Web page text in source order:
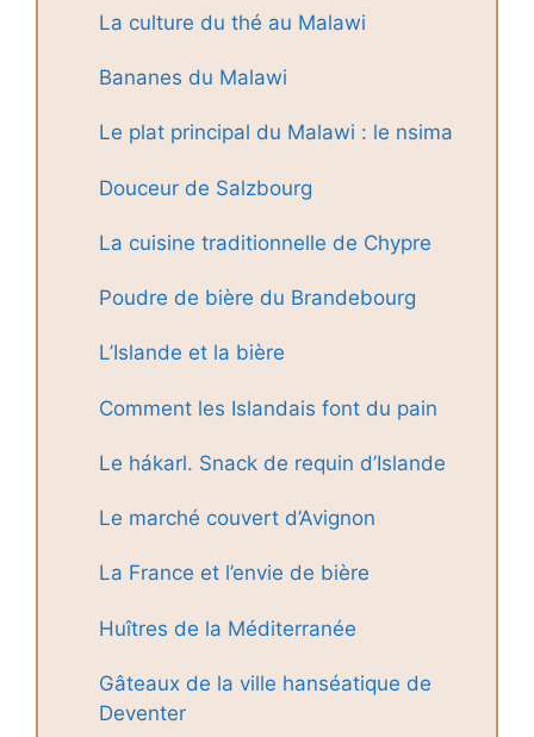
La culture du thé au Malawi
Bananes du Malawi
Le plat principal du Malawi : le nsima
Douceur de Salzbourg
La cuisine traditionnelle de Chypre
Poudre de bière du Brandebourg
L’Islande et la bière
Comment les Islandais font du pain
Le hákarl. Snack de requin d’Islande
Le marché couvert d’Avignon
La France et l’envie de bière
Huîtres de la Méditerranée
Gâteaux de la ville hanséatique de
Deventer